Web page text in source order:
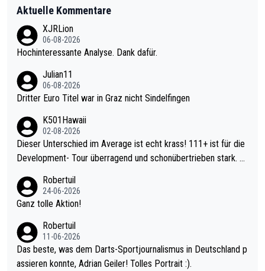
Aktuelle Kommentare
XJRLion
06-08-2026
Hochinteressante Analyse. Dank dafür.
Julian11
06-08-2026
Dritter Euro Titel war in Graz nicht Sindelfingen
K501Hawaii
02-08-2026
Dieser Unterschied im Average ist echt krass! 111+ ist für die
Development- Tour überragend und schonübertrieben stark. U
mal 40+ erst recht. Da gewinnst keinen Blumentopf - ist ja noc
h krasser wie ein Pokalspiel eines Kreisligisten vs einem Bund
Robertuil
24-06-2026
Ganz tolle Aktion!
Robertuil
11-06-2026
Das beste, was dem Darts-Sportjournalismus in Deutschland p
assieren konnte, Adrian Geiler! Tolles Portrait :).